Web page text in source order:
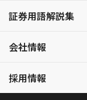
証券用語解説集
会社情報
採用情報